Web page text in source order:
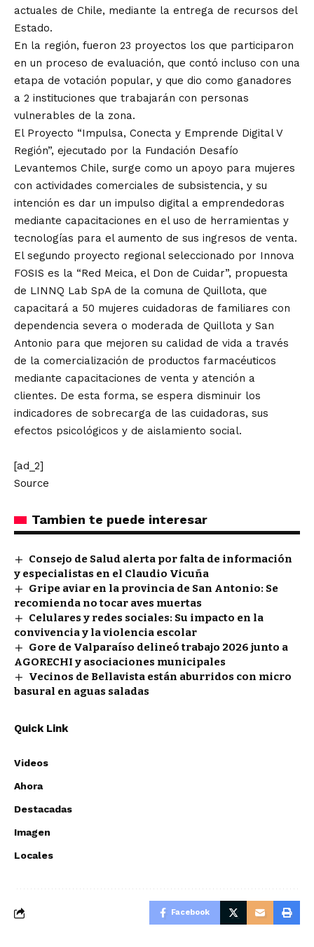
actuales de Chile, mediante la entrega de recursos del
Estado.
En la región, fueron 23 proyectos los que participaron
en un proceso de evaluación, que contó incluso con una
etapa de votación popular, y que dio como ganadores
a 2 instituciones que trabajarán con personas
vulnerables de la zona.
El Proyecto “Impulsa, Conecta y Emprende Digital V
Región”, ejecutado por la Fundación Desafío
Levantemos Chile, surge como un apoyo para mujeres
con actividades comerciales de subsistencia, y su
intención es dar un impulso digital a emprendedoras
mediante capacitaciones en el uso de herramientas y
tecnologías para el aumento de sus ingresos de venta.
El segundo proyecto regional seleccionado por Innova
FOSIS es la “Red Meica, el Don de Cuidar”, propuesta
de LINNQ Lab SpA de la comuna de Quillota, que
capacitará a 50 mujeres cuidadoras de familiares con
dependencia severa o moderada de Quillota y San
Antonio para que mejoren su calidad de vida a través
de la comercialización de productos farmacéuticos
mediante capacitaciones de venta y atención a
clientes. De esta forma, se espera disminuir los
indicadores de sobrecarga de las cuidadoras, sus
efectos psicológicos y de aislamiento social.
[ad_2]
Source
Tambien te puede interesar
Consejo de Salud alerta por falta de información
y especialistas en el Claudio Vicuña
Gripe aviar en la provincia de San Antonio: Se
recomienda no tocar aves muertas
Celulares y redes sociales: Su impacto en la
convivencia y la violencia escolar
Gore de Valparaíso delineó trabajo 2026 junto a
AGORECHI y asociaciones municipales
Vecinos de Bellavista están aburridos con micro
basural en aguas saladas
Quick Link
Videos
Ahora
Destacadas
Imagen
Locales
Facebook